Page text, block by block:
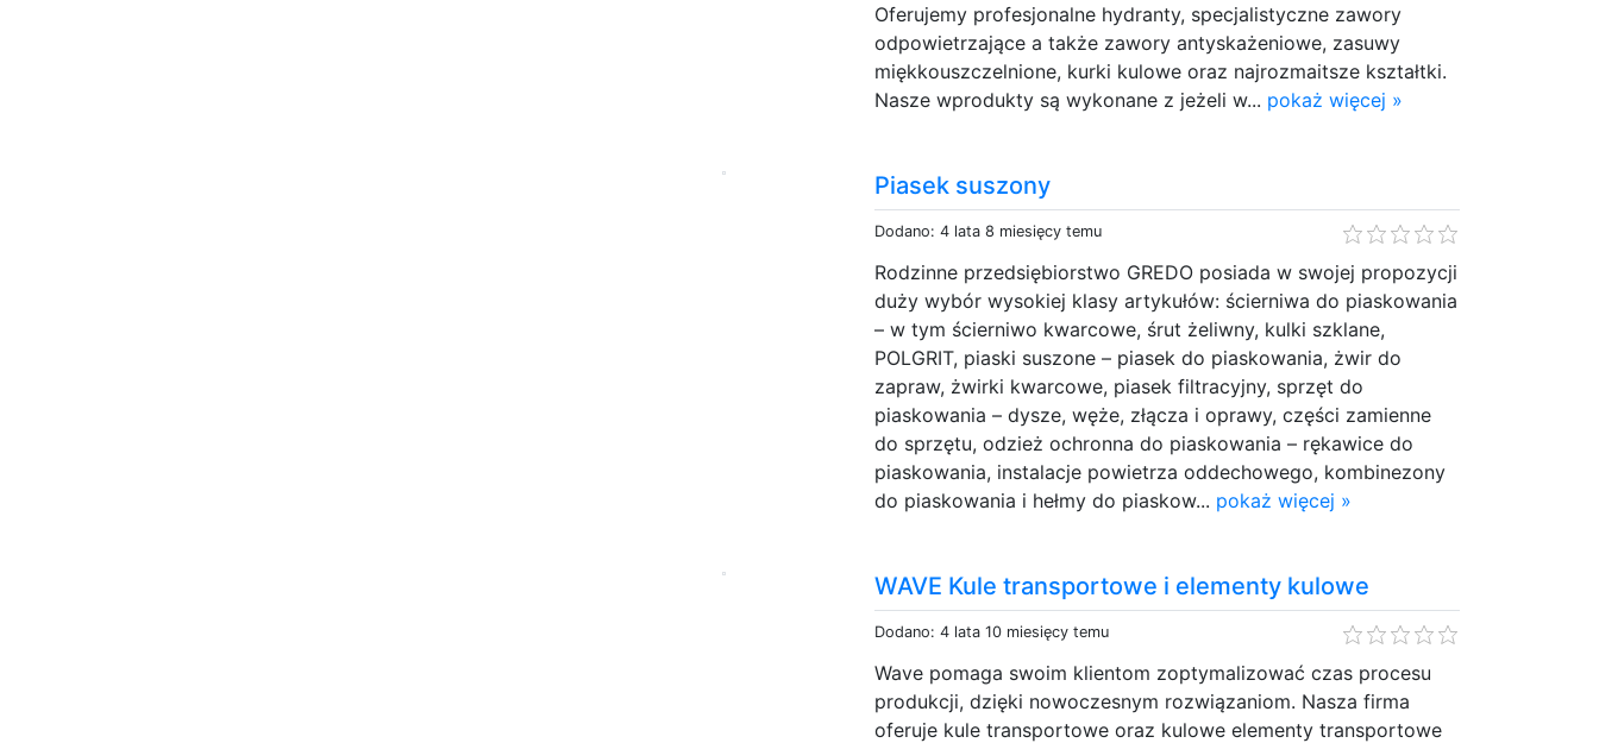
Oferujemy profesjonalne hydranty, specjalistyczne zawory
odpowietrzające a także zawory antyskażeniowe, zasuwy
miękkouszczelnione, kurki kulowe oraz najrozmaitsze kształtki.
Nasze wprodukty są wykonane z jeżeli w... pokaż więcej »
Piasek suszony
Dodano: 4 lata 8 miesięcy temu
Rodzinne przedsiębiorstwo GREDO posiada w swojej propozycji
duży wybór wysokiej klasy artykułów: ścierniwa do piaskowania
– w tym ścierniwo kwarcowe, śrut żeliwny, kulki szklane,
POLGRIT, piaski suszone – piasek do piaskowania, żwir do
zapraw, żwirki kwarcowe, piasek filtracyjny, sprzęt do
piaskowania – dysze, węże, złącza i oprawy, części zamienne
do sprzętu, odzież ochronna do piaskowania – rękawice do
piaskowania, instalacje powietrza oddechowego, kombinezony
do piaskowania i hełmy do piaskow... pokaż więcej »
WAVE Kule transportowe i elementy kulowe
Dodano: 4 lata 10 miesięcy temu
Wave pomaga swoim klientom zoptymalizować czas procesu
produkcji, dzięki nowoczesnym rozwiązaniom. Nasza firma
oferuje kule transportowe oraz kulowe elementy transportowe